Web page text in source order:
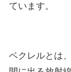
ています。
ベクレルとは